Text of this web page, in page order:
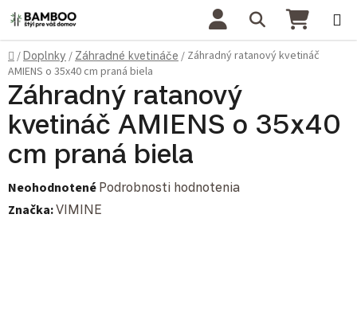
Prejsť na obsah Hľadať
Domov
/Doplnky / Záhradné kvetináče / Záhradný ratanový kvetináč
AMIENS o 35x40 cm praná biela
Záhradný ratanový
kvetináč AMIENS o 35x40
cm praná biela
Priemerné hodnotenie produktu je 0,0 z 5 hviezdičiek.
Neohodnotené Podrobnosti hodnotenia
Značka:VIMINE